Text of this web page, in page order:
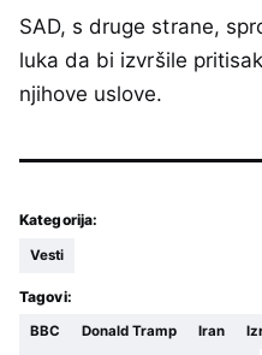
SAD, s druge strane,
luka da bi izvršile
njihove uslove.
Kategorija:
Vesti
Tagovi:
BBC Donald Tramp Iran